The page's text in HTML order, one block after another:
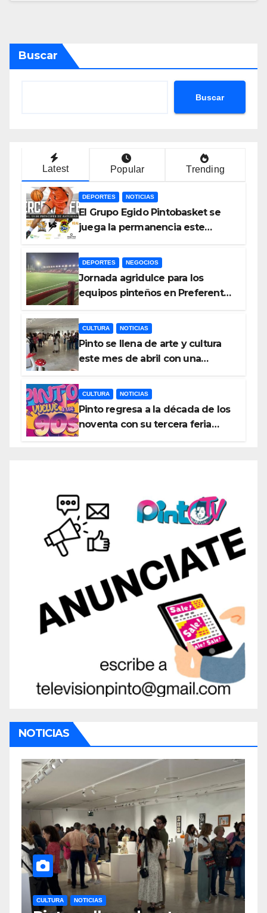
Buscar
Buscar
Latest Popular Trending
DEPORTES NOTICIAS
El Grupo Egido Pintobasket se
juega la permanencia este
Asturias
DEPORTES NEGOCIOS
Jornada agridulce para los
equipos pinteños en Preferente
Pinto bajo amenaza
CULTURA NOTICIAS
Pinto se llena de arte y cultura
este mes de abril con una
exposiciones y espectáculos
CULTURA NOTICIAS
Pinto regresa a la década de los
noventa con su tercera feria
NOTICIAS
CULTURA NOTICIAS